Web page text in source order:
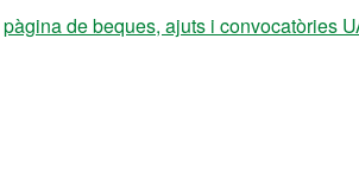
pàgina de beques, ajuts i convocatòries